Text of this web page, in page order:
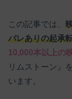
この記事では、
バレありの起承
10,000本以上の
リムストーン』
います。